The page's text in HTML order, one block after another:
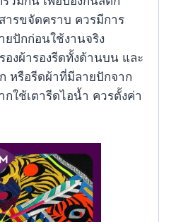
ารขจัดคราบ ควรมีการ
ยปักก่อนใช้งานจริง
งผ้ารองรีดทั้งด้านบน และ
หรือรีดผ้าที่มีลายปักจาก
ใช้เตารีดไอน้ำ ควรตั้งค่า